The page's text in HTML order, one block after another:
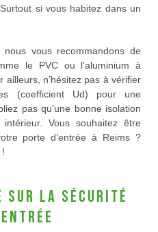
si vous habitez dans un
vous recommandons de
le PVC ou l’aluminium à
n’hésitez pas à vérifier
(coefficient Ud) pour une
pas qu’une bonne isolation
Vous souhaitez être
porte d’entrée à Reims ?
sur la sécurité